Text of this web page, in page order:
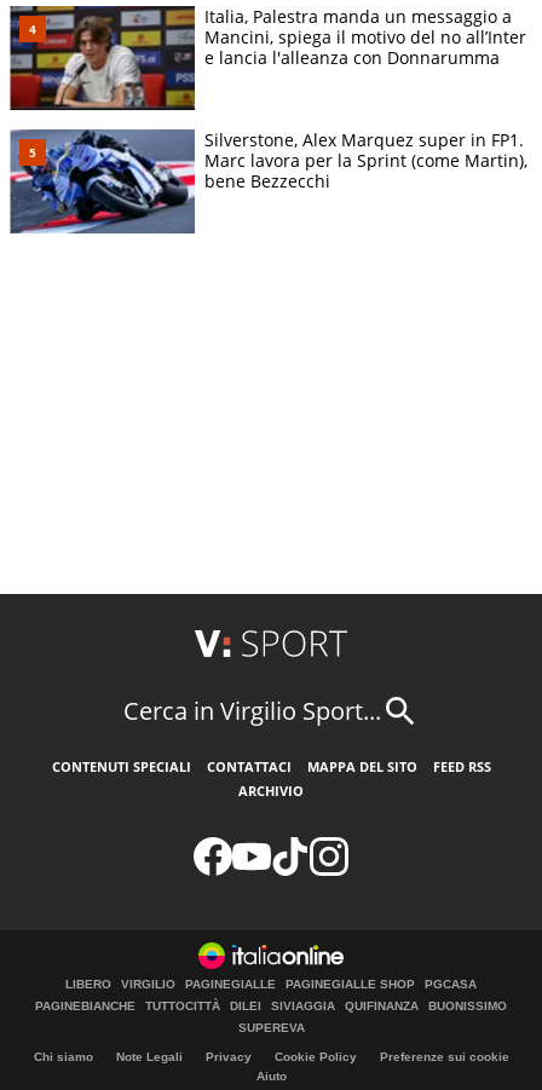
Italia, Palestra manda un messaggio a
Mancini, spiega il motivo del no all’Inter
e lancia l'alleanza con Donnarumma
Silverstone, Alex Marquez super in FP1.
Marc lavora per la Sprint (come Martin),
bene Bezzecchi
Cerca in Virgilio Sport...
CONTENUTI SPECIALI CONTATTACI MAPPA DEL SITO
FEED RSS
ARCHIVIO
LIBERO VIRGILIO PAGINEGIALLE PAGINEGIALLE SHOP
PGCASA
PAGINEBIANCHE
TUTTOCITTÀ DILEI SIVIAGGIA QUIFINANZA
BUONISSIMO
SUPEREVA
Chi siamo Note Legali Privacy Cookie Policy
Preferenze sui cookie
Aiuto